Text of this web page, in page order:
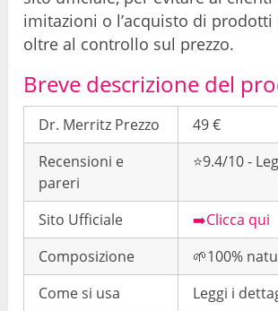
imitazioni o l’acquisto di
oltre al controllo sul prezzo.
Breve descrizione del
Dr. Merritz Prezzo
49 €
Recensioni e
pareri
⭐9.4/10 -
Sito Ufficiale
➡️Clicca qui
Composizione
🌱100%
Come si usa
Leggi i